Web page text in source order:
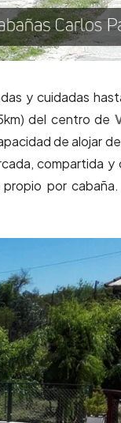
y cuidadas
del centro de
de alojar
compartida y
por